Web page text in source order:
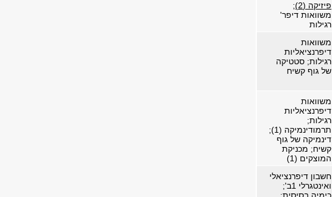
פיזיקה (2)
;
משוואות דיפר'
רגילות
משוואות
דיפרנציאליות
רגילות; סטטיקה
של גוף קשיח
משוואות
דיפרנציאליות
רגילות;
תרמודינמיקה (1);
דינמיקה של גוף
קשיח; מכניקת
המוצקים (1)
חשבון דיפרנציאלי
ואינטגרלי 1ב';